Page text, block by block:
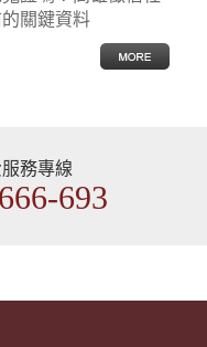
關鍵資料
務專線
693